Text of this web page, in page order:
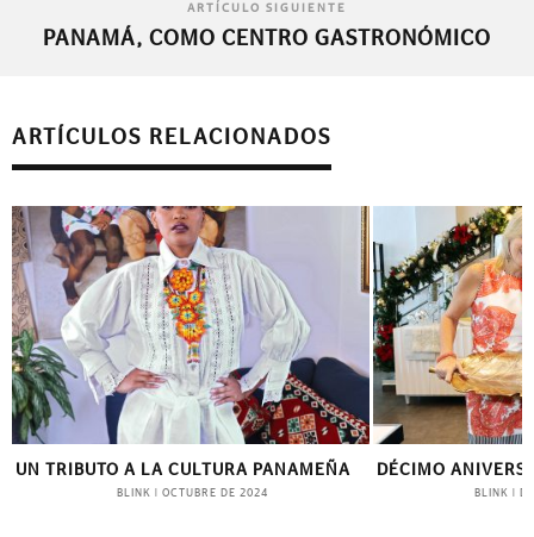
ARTÍCULO SIGUIENTE
PANAMÁ, COMO CENTRO GASTRONÓMICO
ARTÍCULOS RELACIONADOS
TRIBUTO A LA CULTURA PANAMEÑA
|OCTUBRE DE 2024
DÉCIMO ANIVERSARIO
|